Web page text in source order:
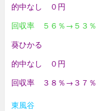
的中なし ０円
回収率 ５６％→５３％
葵ひかる
的中なし ０円
回収率 ３８％→３７％
東風谷